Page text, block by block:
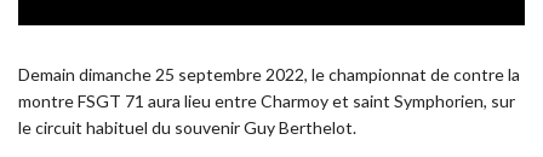
Demain dimanche 25 septembre 2022, le championnat de contre la
montre FSGT 71 aura lieu entre Charmoy et saint Symphorien, sur
le circuit habituel du souvenir Guy Berthelot.